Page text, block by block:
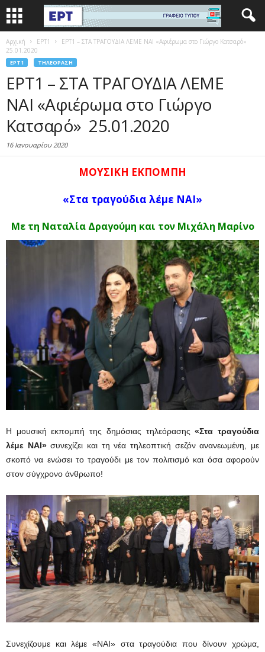
Αρχική EΡΤ1
ΕΡΤ1 – ΣΤΑ ΤΡΑΓΟΥΔΙΑ ΛΕΜΕ ΝΑΙ «Αφιέρωμα στο Γιώργο Κατσαρό»
25.01.2020
EΡΤ1 ΤΗΛΕΌΡΑΣΗ
ΕΡΤ1 – ΣΤΑ ΤΡΑΓΟΥΔΙΑ ΛΕΜΕ
ΝΑΙ «Αφιέρωμα στο Γιώργο
Κατσαρό» 25.01.2020
16 Ιανουαρίου 2020
ΜΟΥΣΙΚΗ ΕΚΠΟΜΠΗ
«Στα τραγούδια λέμε ΝΑΙ»
Με τη Ναταλία Δραγούμη και τον Μιχάλη Μαρίνο
Η μουσική εκπομπή της δημόσιας τηλεόρασης«Στα τραγούδια
λέμε ΝΑΙ»συνεχίζει και τη νέα τηλεοπτική σεζόν ανανεωμένη, με
σκοπό να ενώσει το τραγούδι με τον πολιτισμό και όσα αφορούν
στον σύγχρονο άνθρωπο!
Συνεχίζουμε και λέμε «ΝΑΙ» στα τραγούδια που δίνουν χρώμα,